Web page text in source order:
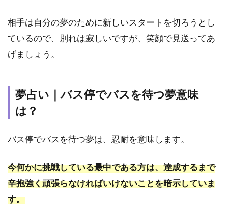
に乗
る夢
夢占
とバ
スに
乗る
4.4
い｜
亡く
なっ
相手は自分の夢のために新しいスタートを切ろうとし
ているので、別れは寂しいですが、笑顔で見送ってあ
げましょう。
夢占い｜バス停でバスを待つ夢意味
は？
バス停でバスを待つ夢は、忍耐を意味します。
今何かに挑戦している最中である方は、達成するまで
辛抱強く頑張らなければいけないことを暗示していま
す。